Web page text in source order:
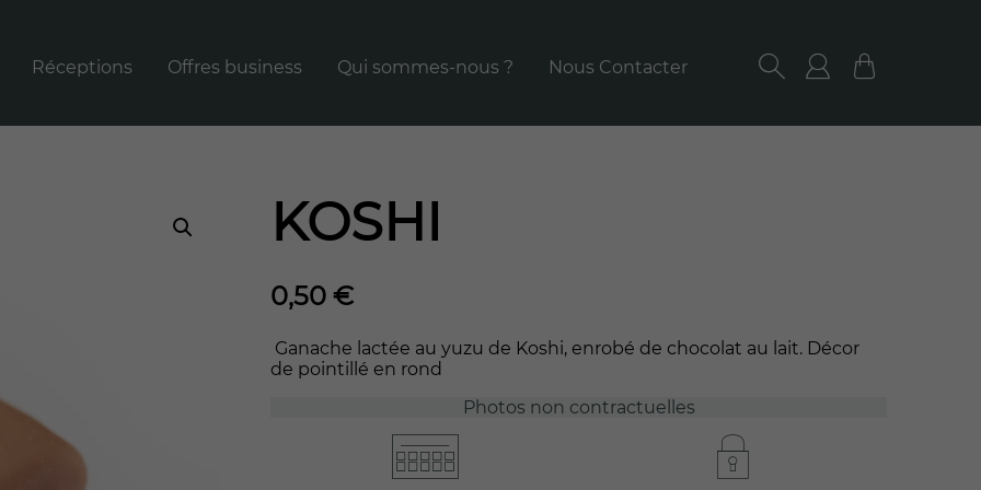
Réceptions Offres business Qui sommes-nous ? Nous Contacter
à Carbonne RECHERCHER
Utilisateur/
Panier
Rechercher
KOSHI
0,50€
Ganache lactée au yuzu de Koshi, enrobé de chocolat au lait. Décor
de pointillé en rond
Photos non contractuelles